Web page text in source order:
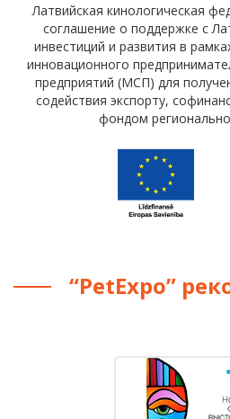
Латвийская кинологическая
соглашение о поддержке с
инвестиций и развития в
инновационного
предприятий (МСП) для
содействия экспорту,
фондом
“PetExpo”